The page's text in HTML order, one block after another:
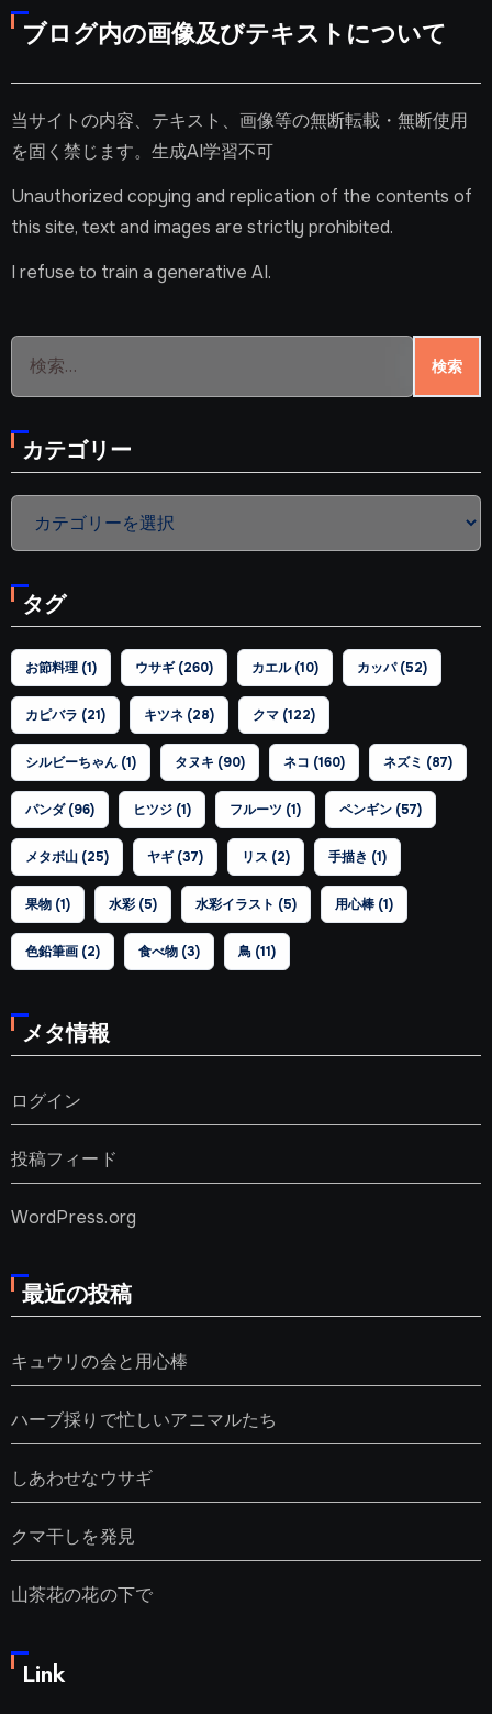
ブログ内の画像及びテキストについて
当サイトの内容、テキスト、画像等の無断転載・無断使用
を固く禁じます。生成AI学習不可
Unauthorized copying and replication of the contents of
this site, text and images are strictly prohibited.
I refuse to train a generative AI.
検
カテゴリー
カ
リ
ー
タグ
お節料理(1) ウサギ(260) カエル(10) カッパ(52)
カピバラ (21) キツネ(28) クマ(122)
シルビーちゃん(1) タヌキ (90) ネコ (160) ネズミ (87)
パンダ(96) ヒツジ(1) フルーツ(1) ペンギン(57)
メタボ山(25) ヤギ(37) リス (2) 手描き (1)
果物(1) 水彩(5) 水彩イラスト (5) 用心棒(1)
色鉛筆画(2) 食べ物(3) 鳥(11)
メタ情報
ログイン
投稿フィード
WordPress.org
最近の投稿
キュウリの会と用心棒
ハーブ採りで忙しいアニマルたち
しあわせなウサギ
クマ干しを発見
山茶花の花の下で
Link